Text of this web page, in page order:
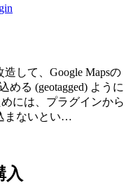
して、Google Mapsの
る (geotagged) ように
には、プラグインから
まないとい…
入